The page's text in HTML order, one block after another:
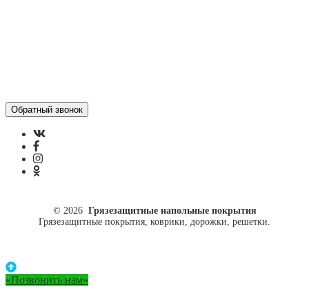
© 2026 Грязезащитные напольные покрытия
Грязезащитные покрытия, коврики, дорожки, решетки.
«Позвонить нам»